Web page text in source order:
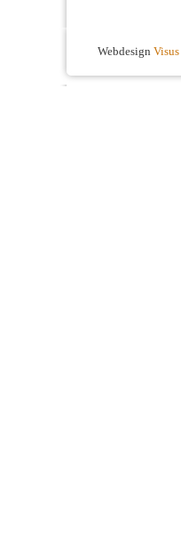
Webdesign Visus